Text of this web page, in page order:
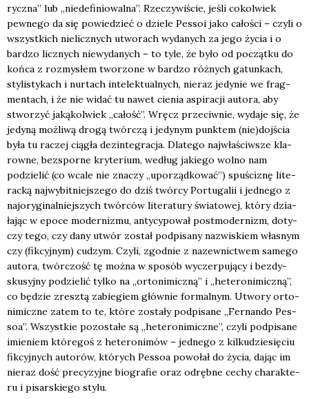
rycz­na” lub „nie­de­fi­nio­wal­na”. Rze­czy­wi­ście, jeśli cokol­wiek
pew­ne­go da się powie­dzieć o dzie­le Pes­soi jako cało­ści – czy­li o
wszyst­kich nie­licz­nych utwo­rach wyda­nych za jego życia i o
bar­dzo licz­nych nie­wy­da­nych – to tyle, że było od począt­ku do
koń­ca z roz­my­słem two­rzo­ne w bar­dzo róż­nych gatun­kach,
sty­li­sty­kach i nur­tach inte­lek­tu­al­nych, nie­raz jedy­nie we frag­
men­tach, i że nie widać tu nawet cie­nia aspi­ra­cji auto­ra, aby
stwo­rzyć jaką­kol­wiek „całość”. Wręcz prze­ciw­nie, wyda­je się, że
jedy­ną moż­li­wą dro­gą twór­czą i jedy­nym punk­tem (nie)dojścia
była tu raczej cią­gła dez­in­te­gra­cja. Dla­te­go naj­wła­ściw­sze kla­
row­ne, bez­spor­ne kry­te­rium, według jakie­go wol­no nam
podzie­lić (co wca­le nie zna­czy „upo­rząd­ko­wać”) spu­ści­znę lite­
rac­ką naj­wy­bit­niej­sze­go do dziś twór­cy Por­tu­ga­lii i jed­ne­go z
naj­ory­gi­nal­niej­szych twór­ców lite­ra­tu­ry świa­to­wej, któ­ry dzia­
ła­jąc w epo­ce moder­ni­zmu, anty­cy­po­wał post­mo­der­nizm, doty­
czy tego, czy dany utwór został pod­pi­sa­ny nazwi­skiem wła­snym
czy (fik­cyj­nym) cudzym. Czy­li, zgod­nie z nazew­nic­twem same­go
auto­ra, twór­czość tę moż­na w spo­sób wyczer­pu­ją­cy i bez­dy­
sku­syj­ny podzie­lić tyl­ko na „orto­ni­micz­ną” i „hete­ro­ni­micz­ną”,
co będzie zresz­tą zabie­giem głów­nie for­mal­nym. Utwo­ry orto­
ni­micz­ne zatem to te, któ­re zosta­ły pod­pi­sa­ne „Fer­nan­do Pes­
soa”. Wszyst­kie pozo­sta­łe są „hete­ro­ni­micz­ne”, czy­li pod­pi­sa­ne
imie­niem któ­re­goś z hete­ro­ni­mów – jed­ne­go z kil­ku­dzie­się­ciu
fik­cyj­nych auto­rów, któ­rych Pes­soa powo­łał do życia, dając im
nie­raz dość pre­cy­zyj­ne bio­gra­fie oraz odręb­ne cechy cha­rak­te­
ru i pisar­skie­go sty­lu.